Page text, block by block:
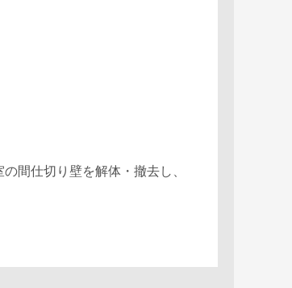
間仕切り壁を解体・撤去し、